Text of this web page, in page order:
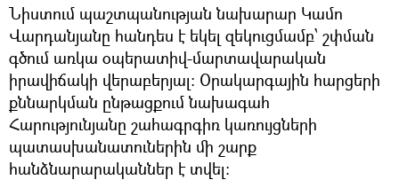
Նիստում պաշտպանության նախարար Կամո
Վարդանյանը հանդես է եկել զեկուցմամբ՝ շփման
գծում առկա օպերատիվ-մարտավարական
իրավիճակի վերաբերյալ: Օրակարգային հարցերի
քննարկման ընթացքում նախագահ
Հարությունյանը շահագրգիռ կառույցների
պատասխանատուներին մի շարք
հանձնարարականներ է տվել: